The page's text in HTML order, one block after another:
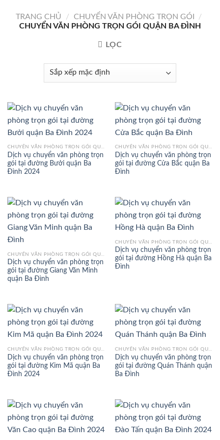
TRANG CHỦ / CHUYỂN VĂN PHÒNG TRỌN GÓI
/
CHUYỂN VĂN PHÒNG TRỌN GÓI QUẬN BA ĐÌNH
LỌC
CHUYỂN VĂN PHÒNG TRỌN GÓI QUẬN BA ĐÌNH
Dịch vụ chuyển văn phòng trọn
gói tại đường Bưởi quận Ba
Đình 2024
CHUYỂN VĂN PHÒNG TRỌN GÓI QUẬN BA ĐÌNH
Dịch vụ chuyển văn phòng trọn
gói tại đường Cửa Bắc quận Ba
Đình
Dịch vụ chuyển văn phòng trọn
gói tại đường Giang Văn Minh
quận Ba Đình
Dịch vụ chuyển văn phòng trọn
gói tại đường Hồng Hà quận Ba
Đình
Dịch vụ chuyển văn phòng trọn
gói tại đường Kim Mã quận Ba
Đình 2024
Dịch vụ chuyển văn phòng trọn
gói tại đường Quán Thánh quận
Ba Đình